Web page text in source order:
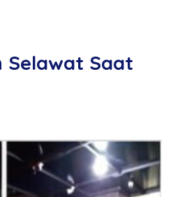
Selawat Saat